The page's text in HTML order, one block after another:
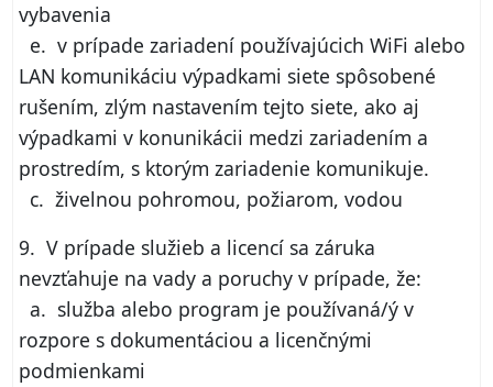
vybavenia
e. v prípade zariadení používajúcich WiFi alebo
LAN komunikáciu výpadkami siete spôsobené
rušením, zlým nastavením tejto siete, ako aj
výpadkami v konunikácii medzi zariadením a
prostredím, s ktorým zariadenie komunikuje.
c. živelnou pohromou, požiarom, vodou
9. V prípade služieb a licencí sa záruka
nevzťahuje na vady a poruchy v prípade, že:
a. služba alebo program je používaná/ý v
rozpore s dokumentáciou a licenčnými
podmienkami